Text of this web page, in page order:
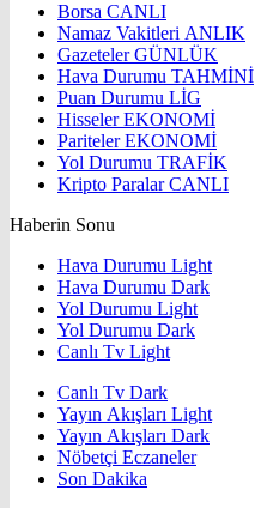
Borsa CANLI
Namaz Vakitleri ANLIK
GazetelerGÜNLÜK
Hava Durumu TAHMİNİ
Puan Durumu LİG
HisselerEKONOMİ
ParitelerEKONOMİ
Yol Durumu TRAFİK
Kripto ParalarCANLI
Haberin Sonu
Hava Durumu Light
Hava Durumu Dark
Yol Durumu Light
Yol Durumu Dark
Canlı Tv Light
Canlı Tv Dark
Yayın Akışları Light
Yayın Akışları Dark
Nöbetçi Eczaneler
Son Dakika